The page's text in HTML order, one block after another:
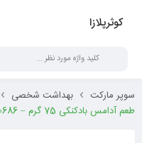
کوثرپلازا
سوپر مارکت بهداشت شخصی
طعم آدامس بادکنکی 75 گرم – 6260013000686